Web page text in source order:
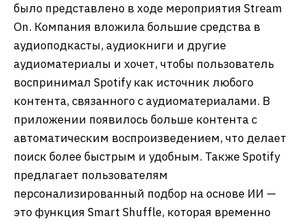
было представлено в ходе мероприятия Stream
On. Компания вложила большие средства в
аудиоподкасты, аудиокниги и другие
аудиоматериалы и хочет, чтобы пользователь
воспринимал Spotify как источник любого
контента, связанного с аудиоматериалами. В
приложении появилось больше контента с
автоматическим воспроизведением, что делает
поиск более быстрым и удобным. Также Spotify
предлагает пользователям
персонализированный подбор на основе ИИ —
это функция Smart Shuffle, которая временно